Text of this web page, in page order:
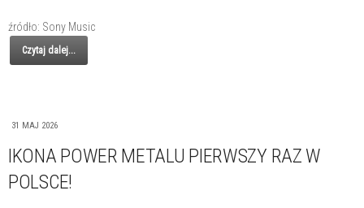
źródło: Sony Music
Czytaj dalej...
31 MAJ 2026
IKONA POWER METALU PIERWSZY RAZ W
POLSCE!